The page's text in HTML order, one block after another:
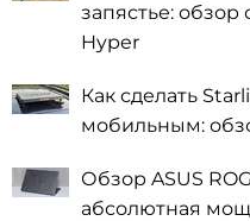
запястье:
Hyper
Как сделать
мобильным:
Обзор ASUS
абсолютная